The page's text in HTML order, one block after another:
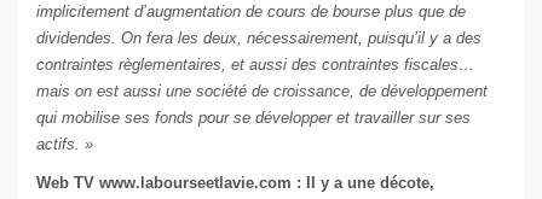
implicitement d’augmentation de cours de bourse plus que de
dividendes. On fera les deux, nécessairement, puisqu’il y a des
contraintes règlementaires, et aussi des contraintes fiscales…
mais on est aussi une société de croissance, de développement
qui mobilise ses fonds pour se développer et travailler sur ses
actifs. »
Web TV www.labourseetlavie.com : Il y a une décote,